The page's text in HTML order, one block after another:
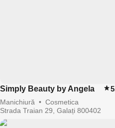
Simply Beauty by Angela
Manichiură • Cosmetica
Strada Traian 29, Galați 800402